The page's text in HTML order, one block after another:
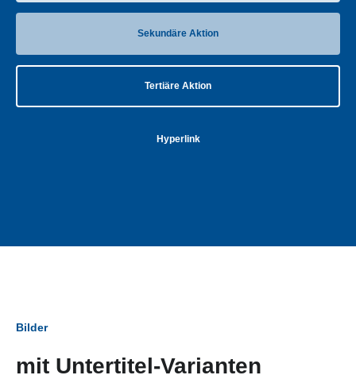
Sekundäre Aktion
Tertiäre Aktion
Hyperlink
Bilder
mit Untertitel-Varianten